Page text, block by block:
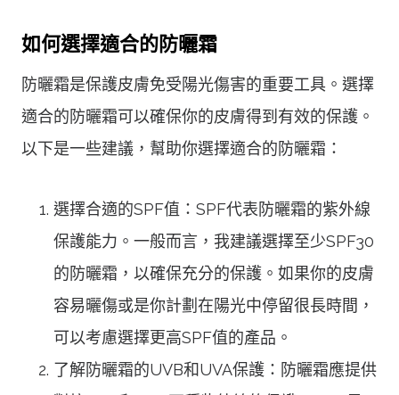
如何選擇適合的防曬霜
防曬霜是保護皮膚免受陽光傷害的重要工具。選擇
適合的防曬霜可以確保你的皮膚得到有效的保護。
以下是一些建議，幫助你選擇適合的防曬霜：
選擇合適的SPF值：SPF代表防曬霜的紫外線
保護能力。一般而言，我建議選擇至少SPF30
的防曬霜，以確保充分的保護。如果你的皮膚
容易曬傷或是你計劃在陽光中停留很長時間，
可以考慮選擇更高SPF值的產品。
了解防曬霜的UVB和UVA保護：防曬霜應提供